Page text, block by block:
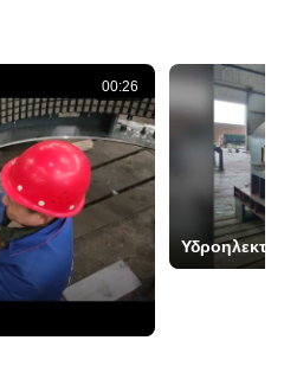
00:26